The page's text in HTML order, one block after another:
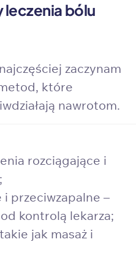
bólu
zaczynam
które
nawrotom.
rozciągające i
przeciwzapalne –
kontrolą lekarza;
jak masaż i